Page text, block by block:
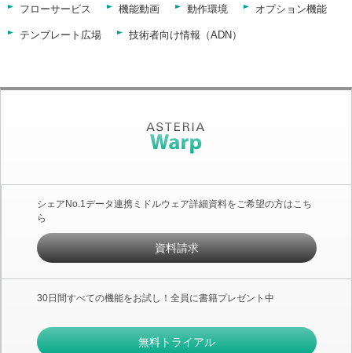
フローサービス 機能動画 動作環境 オプション機能
テンプレート広場 技術者向け情報（ADN）
シェアNo.1データ連携ミドルウェア詳細資料をご希望の方はこち
ら
資料請求
30日間すべての機能をお試し！全員に書籍プレゼント中
無料トライアル